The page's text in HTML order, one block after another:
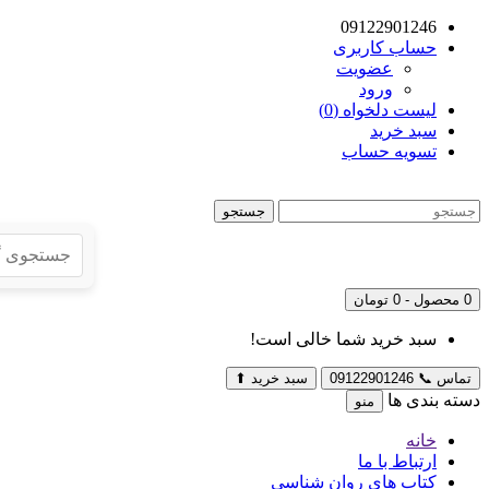
09122901246
حساب کاربری
عضویت
ورود
لیست دلخواه (0)
سبد خرید
تسویه حساب
جستجو
0 محصول - 0 تومان
سبد خرید شما خالی است!
تماس 📞
09122901246 سبد خرید ⬆
دسته بندی ها منو
خانه
ارتباط با ما
کتاب های روان شناسی